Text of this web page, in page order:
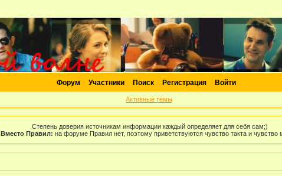
Форум Участники Поиск Регистрация Войти
Активные темы
Степень доверия источникам информации каждый определяет для себя сам;)
Вместо Правил: на форуме Правил нет, поэтому приветствуются чувство такта и чувство